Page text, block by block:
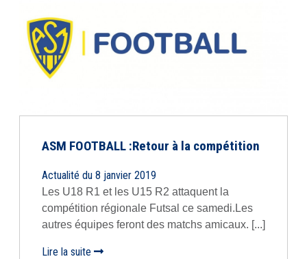
ASM FOOTBALL :Retour à la compétition
Actualité du 8 janvier 2019
Les U18 R1 et les U15 R2 attaquent la
compétition régionale Futsal ce samedi.Les
autres équipes feront des matchs amicaux. [...]
Lire la suite